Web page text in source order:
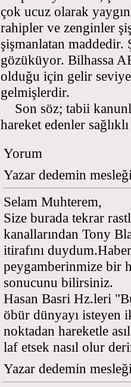
çok ucuz olarak
rahipler ve zenginler
şişmanlatan
gözüküyor. Bilhassa
olduğu için gelir
gelmişlerdir.
Son söz; tabii
hareket edenler
Yorum
Yazar dedemin
Selam Muhterem,
Size burada tekrar
kanallarından Tony
itirafını
peygamberinmize bir
sonucunu bilirsiniz.
Hasan Basri Hz.leri
öbür dünyayı isteyen
noktadan hareketle
laf etsek nasıl olur
Yazar dedemin